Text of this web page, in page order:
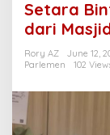
Setara
dari
Rory AZ
June 12,
Parlemen
102